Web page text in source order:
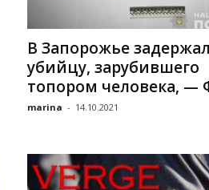
В Запорожье
убийцу, зарубившего
топором человека, —
marina - 14.10.2021